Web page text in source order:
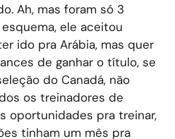
Ah, mas foram só 3
ele aceitou
ido pra Arábia, mas quer
de ganhar o título, se
do Canadá, não
os treinadores de
oportunidades pra treinar,
tinham um mês pra